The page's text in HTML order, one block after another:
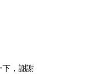
下，謝謝